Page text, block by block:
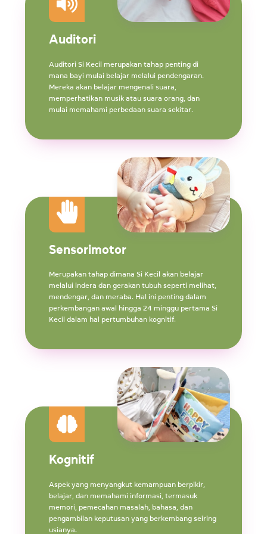
Auditori
Auditori Si Kecil merupakan tahap penting di
mana bayi mulai belajar melalui pendengaran.
Mereka akan belajar mengenali suara,
memperhatikan musik atau suara orang, dan
mulai memahami perbedaan suara sekitar.
Sensorimotor
Merupakan tahap dimana Si Kecil akan belajar
melalui indera dan gerakan tubuh seperti melihat,
mendengar, dan meraba. Hal ini penting dalam
perkembangan awal hingga 24 minggu pertama Si
Kecil dalam hal pertumbuhan kognitif.
Kognitif
Aspek yang menyangkut kemampuan berpikir,
belajar, dan memahami informasi, termasuk
memori, pemecahan masalah, bahasa, dan
pengambilan keputusan yang berkembang seiring
usianya.